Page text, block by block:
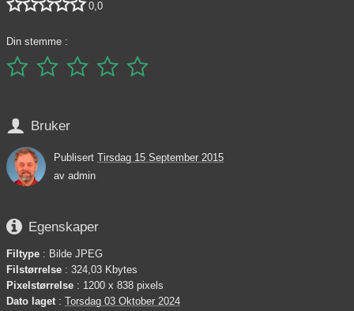
 0,0
Din stemme :
    
 Bruker
Publisert Tirsdag 15 September 2015
av admin
 Egenskaper
Filtype : Bilde JPEG
Filstørrelse : 324,03 Kbytes
Pixelstørrelse : 1200 x 838 pixels
Dato laget: Torsdag 03 Oktober 2024